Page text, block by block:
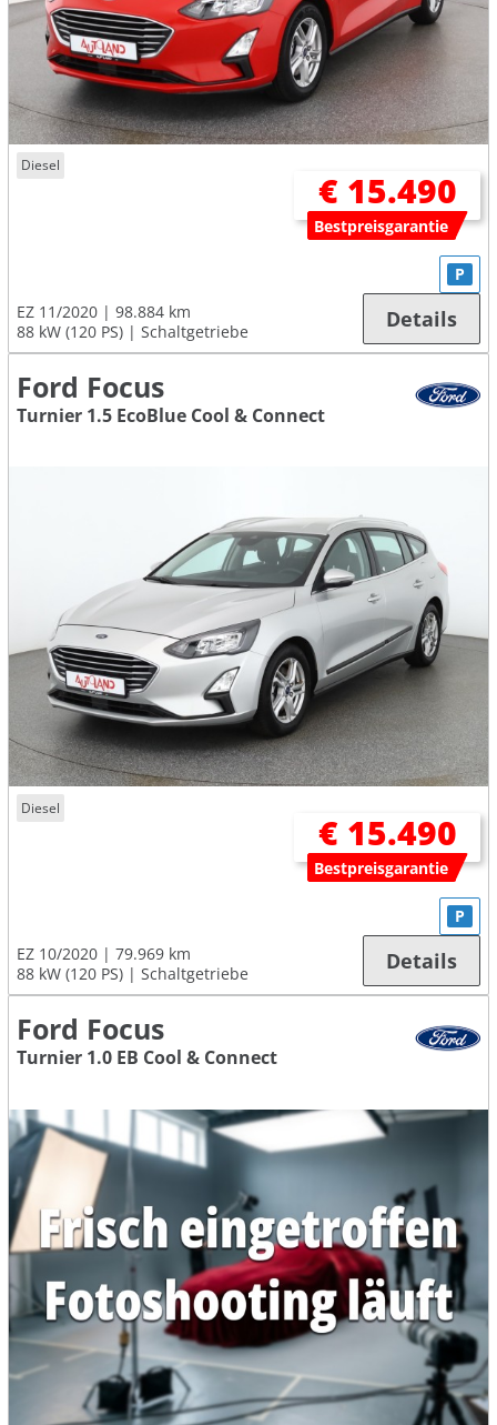
Diesel
€ 15.490
Bestpreisgarantie
EZ 11/2020
98.884 km
88 kW (120 PS)
Schaltgetriebe
P
Details
Ford Focus
Turnier 1.5 EcoBlue Cool & Connect
Diesel
€ 15.490
Bestpreisgarantie
EZ 10/2020
79.969 km
88 kW (120 PS)
Schaltgetriebe
P
Details
Ford Focus
Turnier 1.0 EB Cool & Connect